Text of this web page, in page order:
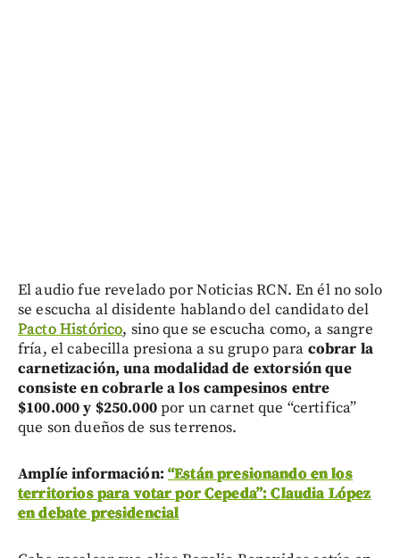
El audio fue revelado por Noticias RCN. En él no solo
se escucha al disidente hablando del candidato del
Pacto Histórico, sino que se escucha como, a sangre
fría, el cabecilla presiona a su grupo para cobrar la
carnetización, una modalidad de extorsión que
consiste en cobrarle a los campesinos entre
$100.000 y $250.000por un carnet que “certifica”
que son dueños de sus terrenos.
Amplíe información: “Están presionando en los
territorios para votar por Cepeda”: Claudia López
en debate presidencial